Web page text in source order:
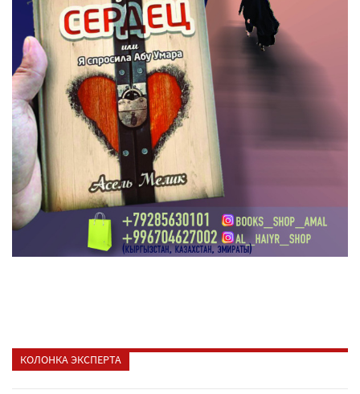
КОЛОНКА ЭКСПЕРТА